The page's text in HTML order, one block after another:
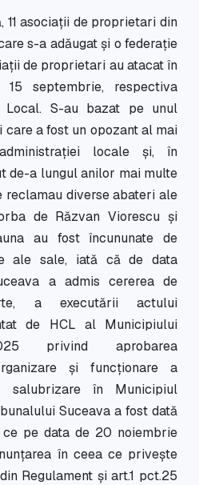
11 asociații de proprietari din
s-a adăugat și o federație
de proprietari au atacat în
septembrie, respectiva
Local. S-au bazat pe unul
a fost un opozant al mai
locale și, în
de-a lungul anilor mai multe
diverse abateri ale
de Răzvan Viorescu și
au fost încununate de
ale sale, iată că de data
a admis cererea de
a executării actului
de HCL al Municipiului
privind aprobarea
şi funcţionare a
salubrizare în Municipiul
Suceava a fost dată
pe data de 20 noiembrie
în ceea ce priveşte
Regulament şi art.1 pct.25